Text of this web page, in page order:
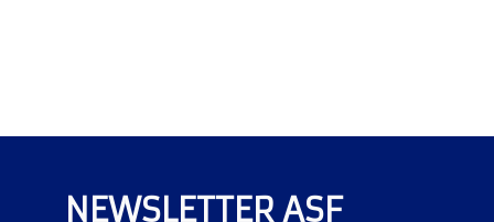
NEWSLETTER ASF